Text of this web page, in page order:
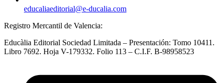
educaliaeditorial@e-ducalia.com
Registro Mercantil de Valencia:
Educàlia Editorial Sociedad Limitada – Presentación: Tomo 10411.
Libro 7692. Hoja V-179332. Folio 113 – C.I.F. B-98958523